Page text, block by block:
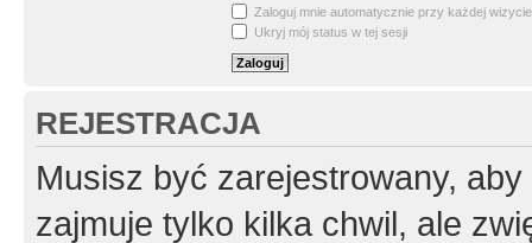
Zaloguj mnie automatycznie przy każdej wizycie
Ukryj mój status w tej sesji
REJESTRACJA
Musisz być zarejestrowany,
zajmuje tylko kilka chwil, ale